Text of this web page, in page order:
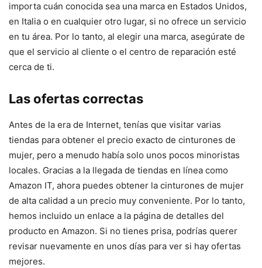
importa cuán conocida sea una marca en Estados Unidos,
en Italia o en cualquier otro lugar, si no ofrece un servicio
en tu área. Por lo tanto, al elegir una marca, asegúrate de
que el servicio al cliente o el centro de reparación esté
cerca de ti.
Las ofertas correctas
Antes de la era de Internet, tenías que visitar varias
tiendas para obtener el precio exacto de cinturones de
mujer, pero a menudo había solo unos pocos minoristas
locales. Gracias a la llegada de tiendas en línea como
Amazon IT, ahora puedes obtener la cinturones de mujer
de alta calidad a un precio muy conveniente. Por lo tanto,
hemos incluido un enlace a la página de detalles del
producto en Amazon. Si no tienes prisa, podrías querer
revisar nuevamente en unos días para ver si hay ofertas
mejores.